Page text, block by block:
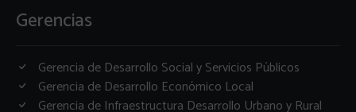
Gerencias
Gerencia de Desarrollo Social y Servicios Públicos
Gerencia de Desarrollo Económico Local
Gerencia de Infraestructura Desarrollo Urbano y Rural